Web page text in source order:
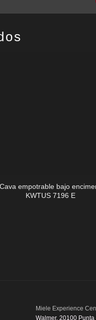
Cava empotrable bajo
KWTUS 7196 E
Miele Experience
Walmer, 20100